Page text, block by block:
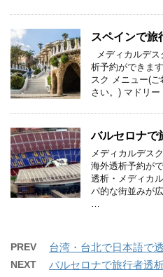
スペインで旅
メディカルデス
析予約ができま
スク メニュー(
さい。) マドリ
バルセロナで
メディカルデス
海外透析予約が
透析・メディカ
パ的な街並みが
…
PREV 台湾・台北で日本語で
NEXT バルセロナで旅行者透